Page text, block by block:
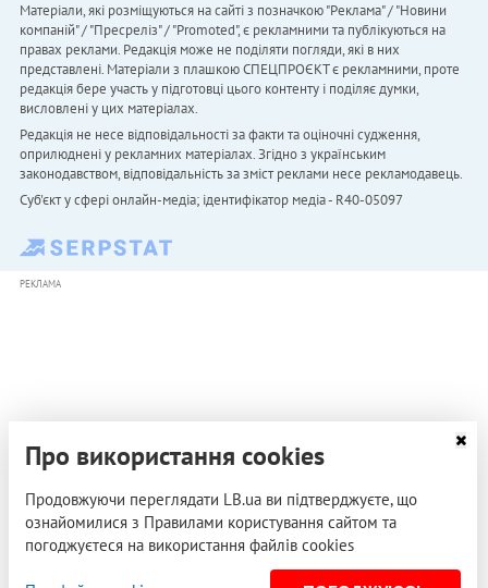
Матеріали, які розміщуються на сайті з позначкою "Реклама" / "Новини
компаній" / "Пресреліз" / "Promoted", є рекламними та публікуються на
правах реклами. Редакція може не поділяти погляди, які в них
представлені. Матеріали з плашкою СПЕЦПРОЄКТ є рекламними, проте
редакція бере участь у підготовці цього контенту і поділяє думки,
висловлені у цих матеріалах.
Редакція не несе відповідальності за факти та оціночні судження,
оприлюднені у рекламних матеріалах. Згідно з українським
законодавством, відповідальність за зміст реклами несе рекламодавець.
Cуб'єкт у сфері онлайн-медіа; ідентифікатор медіа - R40-05097
РЕКЛАМА
Про використання cookies
Продовжуючи переглядати LB.ua ви підтверджуєте, що
ознайомилися з Правилами користування сайтом та
погоджуєтеся на використання файлів cookies